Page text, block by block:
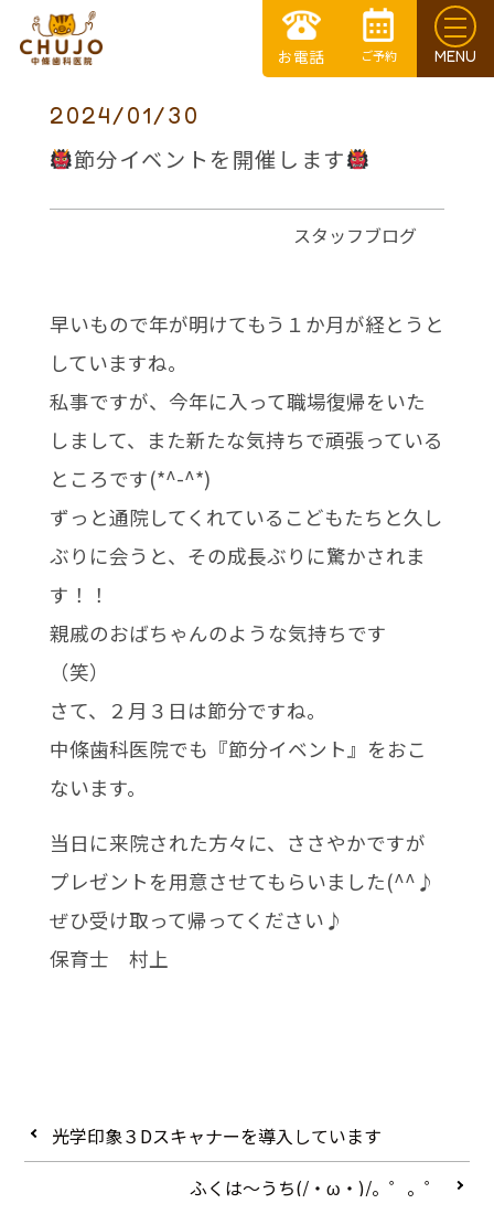
2024/01/30
節分イベントを開催します
スタッフブログ
早いもので年が明けてもう１か月が経とうと
していますね。
私事ですが、今年に入って職場復帰をいた
しまして、また新たな気持ちで頑張っている
ところです(*^-^*)
ずっと通院してくれているこどもたちと久し
ぶりに会うと、その成長ぶりに驚かされま
す！！
親戚のおばちゃんのような気持ちです
（笑）
さて、２月３日は節分ですね。
中條歯科医院でも『節分イベント』をおこ
ないます。
当日に来院された方々に、ささやかですが
プレゼントを用意させてもらいました(^^♪
ぜひ受け取って帰ってください♪
保育士 村上
光学印象３Dスキャナーを導入しています
ふくは～うち(/・ω・)/。゜。゜